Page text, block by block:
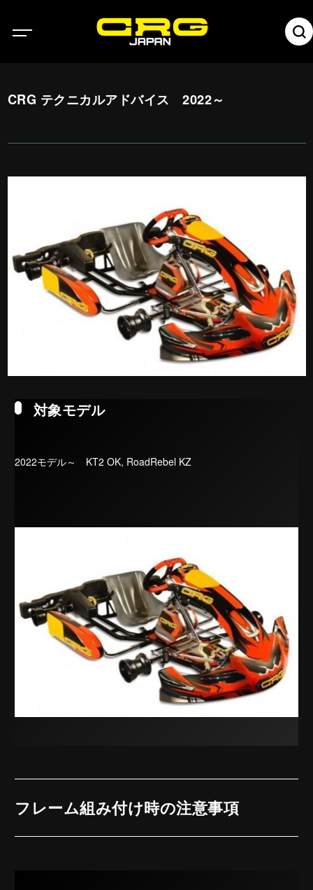
CRG テクニカルアドバイス 2022～
対象モデル
2022モデル～ KT2 OK, RoadRebel KZ
フレーム組み付け時の注意事項